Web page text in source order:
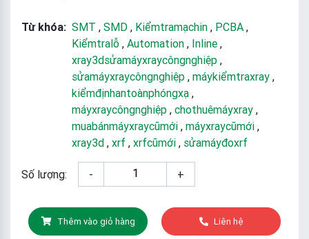
Từ khóa: SMT , SMD , Kiểmtramạchin , PCBA ,
Kiểmtralỗ , Automation , Inline ,
xray3dsửamáyxraycôngnghiệp ,
sửamáyxraycôngnghiệp , máykiểmtraxray ,
kiểmđịnhantoànphóngxạ ,
máyxraycôngnghiệp , chothuêmáyxray ,
muabánmáyxraycũmới , máyxraycũmới ,
xray3d , xrf , xrfcũmới , sửamáyđoxrf
Số lượng: - +
Thêm vào giỏ hàng Liên hệ